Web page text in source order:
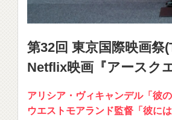
第32回 東京国際映画祭
Netflix映画『アースク
アリシア・ヴィキャンデル「彼
ウエストモアランド監督「彼に